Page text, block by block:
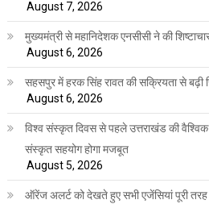
August 7, 2026
मुख्यमंत्री से महानिदेशक एनसीसी ने की
August 6, 2026
सहसपुर में हरक सिंह रावत की सक्रियता से बढ़ी
August 6, 2026
विश्व संस्कृत दिवस से पहले उत्तराखंड की
संस्कृत सहयोग होगा मजबूत
August 5, 2026
ऑरेंज अलर्ट को देखते हुए सभी एजेंसियां पूरी तरह